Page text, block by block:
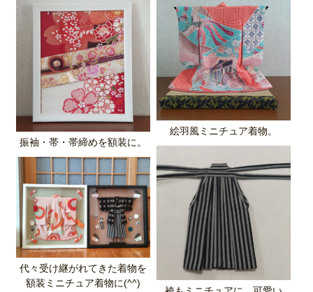
絵羽風ミニチュア着物。
振袖・帯・帯締めを額装に。
代々受け継がれてきた着物を
額装ミニチュア着物に(^^)